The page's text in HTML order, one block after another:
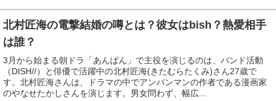
北村匠海の電撃結婚の噂とは？彼女はbish？熱愛相手
は誰？
3月から始まる朝ドラ「あんぱん」で主役を演じるのは、バンド活動
（DISH//）と俳優で活躍中の北村匠海(きたむらたくみ)さん27歳で
す。北村匠海さんは、ドラマの中でアンパンマンの作者である漫画家
のやなせたかしさんを演じます。男女問わず、幅広...